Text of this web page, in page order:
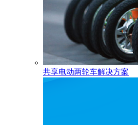
共享电动两轮车解决方案